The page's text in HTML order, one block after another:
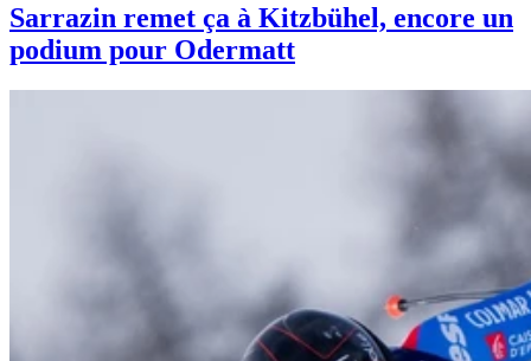
Sarrazin remet ça à Kitzbühel, encore un
podium pour Odermatt